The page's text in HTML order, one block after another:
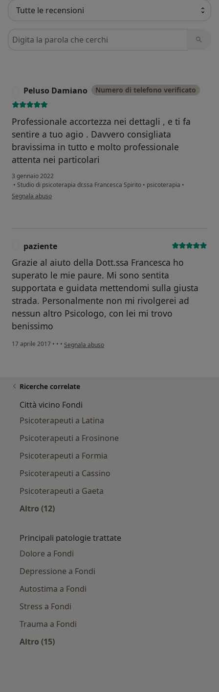
Cerca nelle recensioni
Peluso Damiano Numero di telefono verificato
Professionale accortezza nei dettagli , e ti fa
sentire a tuo agio . Davvero consigliata
bravissima in tutto e molto professionale
attenta nei particolari
3 gennaio 2022
• Studio di psicoterapia dr.ssa Francesca Spirito • psicoterapia •
secondo l'opinione dell'utente Peluso Damiano
Segnala abuso
paziente
Grazie al aiuto della Dott.ssa Francesca ho
superato le mie paure. Mi sono sentita
supportata e guidata mettendomi sulla giusta
strada. Personalmente non mi rivolgerei ad
nessun altro Psicologo, con lei mi trovo
benissimo
17 aprile 2017 • • • secondo l'opinione dell'utente paziente
Segnala abuso
Ricerche correlate
Città vicino Fondi
Psicoterapeuti a Latina
Psicoterapeuti a Frosinone
Psicoterapeuti a Formia
Psicoterapeuti a Cassino
Psicoterapeuti a Gaeta
Altro (12)
Principali patologie trattate
Dolore a Fondi
Depressione a Fondi
Autostima a Fondi
Stress a Fondi
Trauma a Fondi
Altro (15)